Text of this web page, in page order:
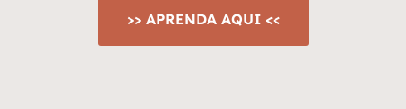
>> APRENDA AQUI <<